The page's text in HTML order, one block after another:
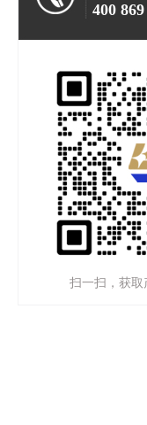
400
扫一扫，获取